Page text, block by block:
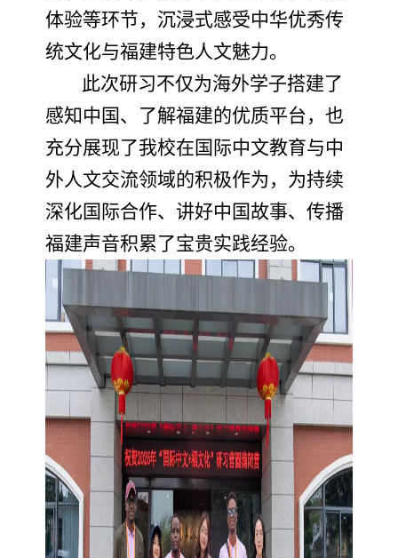
体验等环节，沉浸式感受中华优秀传
统文化与福建特色人文魅力。
此次研习不仅为海外学子搭建了
感知中国、了解福建的优质平台，也
充分展现了我校在国际中文教育与中
外人文交流领域的积极作为，为持续
深化国际合作、讲好中国故事、传播
福建声音积累了宝贵实践经验。